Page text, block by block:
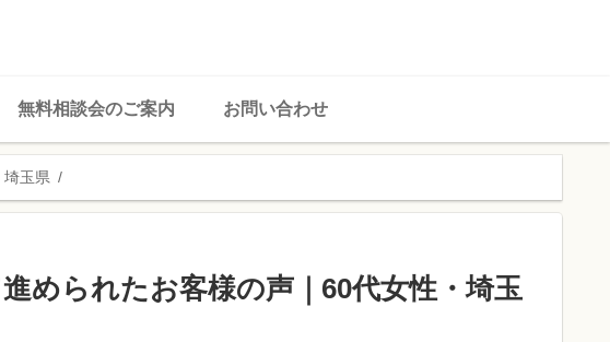
無料相談会のご案内 お問い合わせ
玉県
められたお客様の声｜60代女性・埼玉